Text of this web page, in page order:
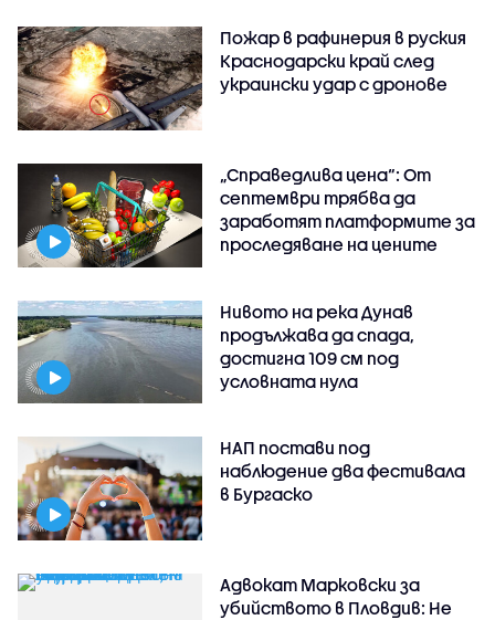
Пожар в рафинерия в руския
Краснодарски край след
украински удар с дронове
„Справедлива цена“: От
септември трябва да
заработят платформите за
проследяване на цените
Нивото на река Дунав
продължава да спада,
достигна 109 см под
условната нула
НАП постави под
наблюдение два фестивала
в Бургаско
Адвокат Марковски за
убийството в Пловдив: Не